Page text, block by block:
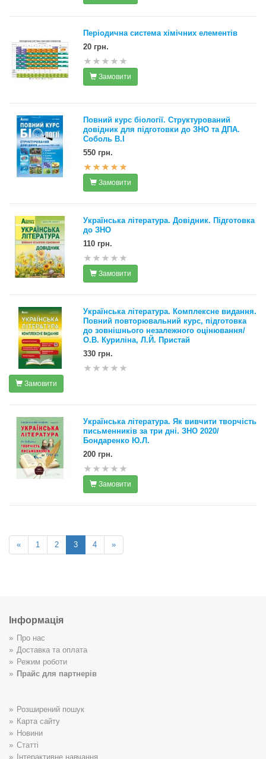
Періодична система хімічних елементів
20 грн.
Замовити
Повний курс біології. Структурований
довідник для підготовки до ЗНО та ДПА.
Соболь В.І
550 грн.
Замовити
Українська література. Довідник. Підготовка
до ЗНО
110 грн.
Замовити
Українська література. Комплексне видання.
Повний повторювальний курс, підготовка
до зовнішнього незалежного оцінювання/
О.В. Куриліна, Л.Й. Пристай
330 грн.
Замовити
Українська література. Як вивчити творчість
письменників за три дні. ЗНО 2020/
Бондаренко Ю.Л.
200 грн.
Замовити
« 1 2 3 4 »
Інформація
Про нас
Доставка та оплата
Режим роботи
Прайс для партнерів
Розширений пошук
Карта сайту
Новини
Статті
Інтерактивне навчання